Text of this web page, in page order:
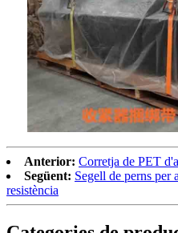
Anterior: Corretja de PET
Següent: Segell de perns per
resistència